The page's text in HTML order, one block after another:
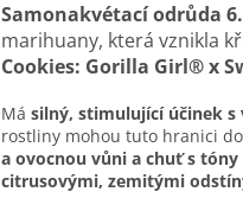
Samonakvétací odrůda
marihuany, která vznikla
Cookies: Gorilla Girl® x
Má silný, stimulující účinek s
rostliny mohou tuto hranici
a ovocnou vůni a chuť s
citrusovými, zemitými